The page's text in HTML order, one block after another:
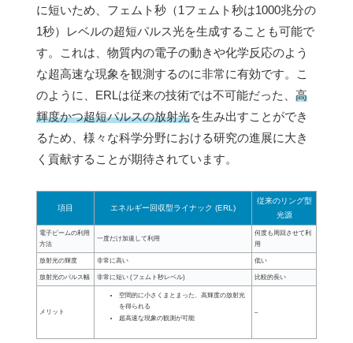
に短いため、フェムト秒（1フェムト秒は1000兆分の
1秒）レベルの超短パルス光を生成することも可能で
す。これは、物質内の電子の動きや化学反応のよう
な超高速な現象を観測するのに非常に有効です。こ
のように、ERLは従来の技術では不可能だった、 高
輝度かつ超短パルスの放射光を生み出すことができ
るため、様々な科学分野における研究の進展に大き
く貢献することが期待されています。
項目 エネルギー回収型ライナック (ERL)
従来のリング型
光源
電子ビームの利用
方法
一度だけ加速して利用
何度も周回させて利
用
放射光の輝度 非常に高い 低い
放射光のパルス幅 非常に短い (フェムト秒レベル) 比較的長い
メリット
空間的に小さくまとまった、高輝度の放射光
を得られる
超高速な現象の観測が可能
–